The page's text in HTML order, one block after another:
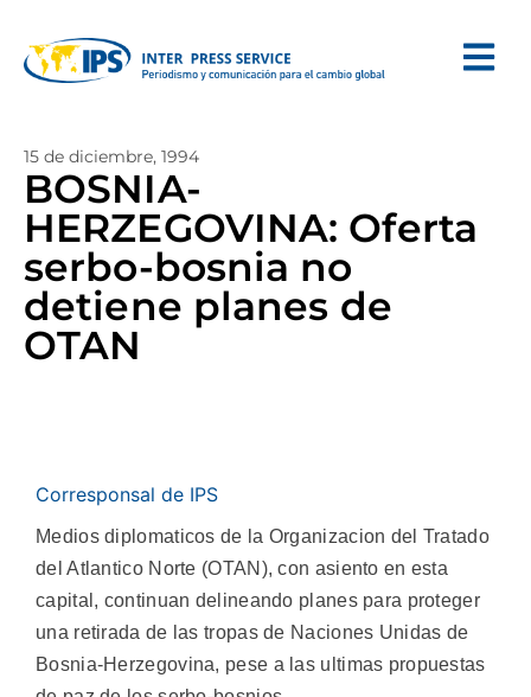
15 de diciembre, 1994
BOSNIA-
HERZEGOVINA: Oferta
serbo-bosnia no
detiene planes de
OTAN
Corresponsal de IPS
Medios diplomaticos de la Organizacion del Tratado
del Atlantico Norte (OTAN), con asiento en esta
capital, continuan delineando planes para proteger
una retirada de las tropas de Naciones Unidas de
Bosnia-Herzegovina, pese a las ultimas propuestas